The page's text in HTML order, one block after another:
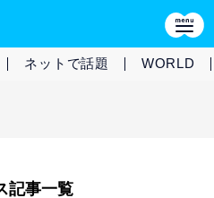
ネットで話題 WORLD
記事一覧